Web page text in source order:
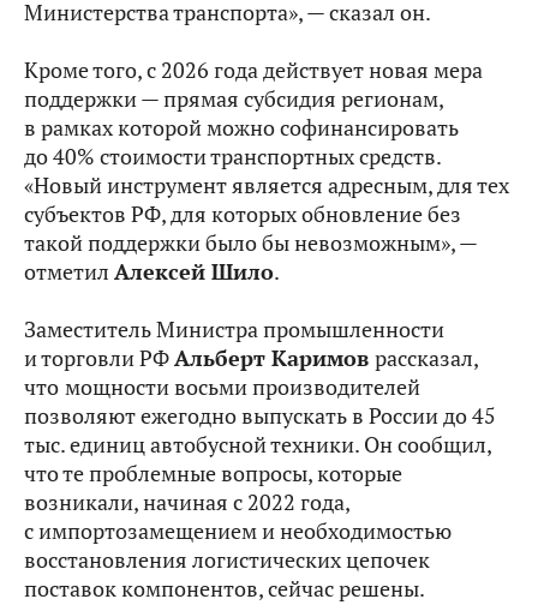
Министерства транспорта», — сказал он.
Кроме того, с 2026 года действует новая мера
поддержки — прямая субсидия регионам,
в рамках которой можно софинансировать
до 40% стоимости транспортных средств.
«Новый инструмент является адресным, для тех
субъектов РФ, для которых обновление без
такой поддержки было бы невозможным», —
отметил Алексей Шило.
Заместитель Министра промышленности
и торговли РФАльберт Каримов рассказал,
что мощности восьми производителей
позволяют ежегодно выпускать в России до 45
тыс. единиц автобусной техники. Он сообщил,
что те проблемные вопросы, которые
возникали, начиная с 2022 года,
с импортозамещением и необходимостью
восстановления логистических цепочек
поставок компонентов, сейчас решены.